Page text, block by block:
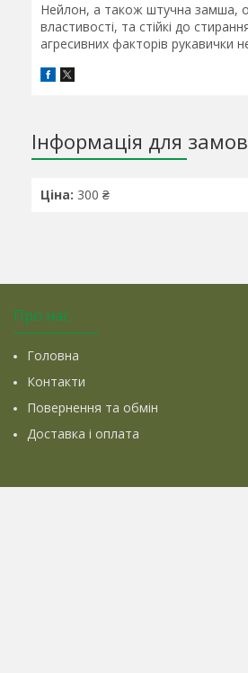
Нейлон, а також штучна замша,
властивості, та стійкі до
агресивних факторів рукавички
Інформація для
Ціна: 300 ₴
Про нас
Головна
Контакти
Повернення та обмін
Доставка і оплата